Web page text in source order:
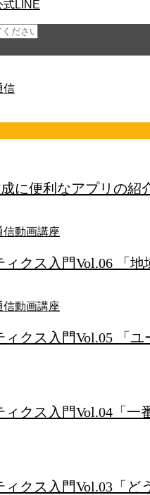
式LINE
信
成に便利なアプリの紹
信動画講座
ィクス入門Vol.06 「地
信動画講座
ィクス入門Vol.05 「ユ
ィクス入門Vol.04「一
ィクス入門Vol.03「ど